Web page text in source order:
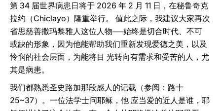
第 34 届世界病患日将于 2026 年 2 月 11 日，在秘鲁奇克
拉约（Chiclayo）隆重举行。 值此之际，我建议大家再次
省思慈善撒玛黎雅人这位人物──始终是切合时代、不可
或缺的形象，因为他能帮助我们重新发现爱德之美，以及
怜悯的社会层面，为能将目 光转向有需求和受苦的人，尤
其是病患。
我们都熟悉圣史路加那段感人的记载（参阅：路十
25~37）。一位法学士问耶稣，他 应当爱的近人是谁，耶